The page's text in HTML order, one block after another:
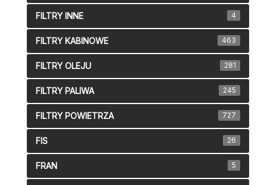
FILTRY INNE 4
FILTRY KABINOWE 463
FILTRY OLEJU 281
FILTRY PALIWA 245
FILTRY POWIETRZA 727
FIS 26
FRAN 5